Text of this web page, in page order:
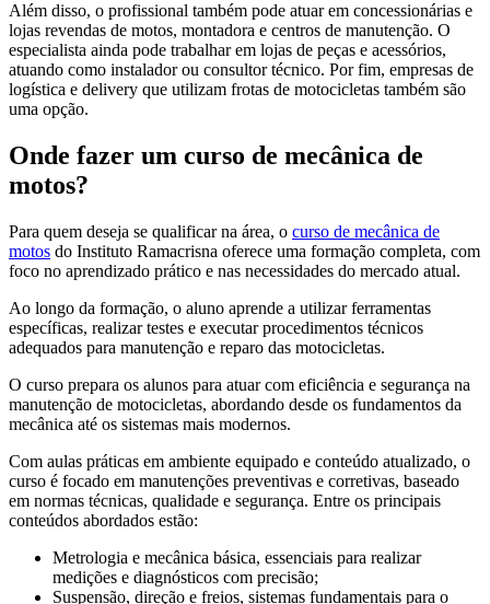
Além disso, o profissional também pode atuar em concessionárias e
lojas revendas de motos, montadora e centros de manutenção. O
especialista ainda pode trabalhar em lojas de peças e acessórios,
atuando como instalador ou consultor técnico. Por fim, empresas de
logística e delivery que utilizam frotas de motocicletas também são
uma opção.
Onde fazer um curso de mecânica de
motos?
Para quem deseja se qualificar na área, o curso de mecânica de
motos do Instituto Ramacrisna oferece uma formação completa, com
foco no aprendizado prático e nas necessidades do mercado atual.
Ao longo da formação, o aluno aprende a utilizar ferramentas
específicas, realizar testes e executar procedimentos técnicos
adequados para manutenção e reparo das motocicletas.
O curso prepara os alunos para atuar com eficiência e segurança na
manutenção de motocicletas, abordando desde os fundamentos da
mecânica até os sistemas mais modernos.
Com aulas práticas em ambiente equipado e conteúdo atualizado, o
curso é focado em manutenções preventivas e corretivas, baseado
em normas técnicas, qualidade e segurança. Entre os principais
conteúdos abordados estão:
Metrologia e mecânica básica, essenciais para realizar
medições e diagnósticos com precisão;
Suspensão, direção e freios, sistemas fundamentais para o